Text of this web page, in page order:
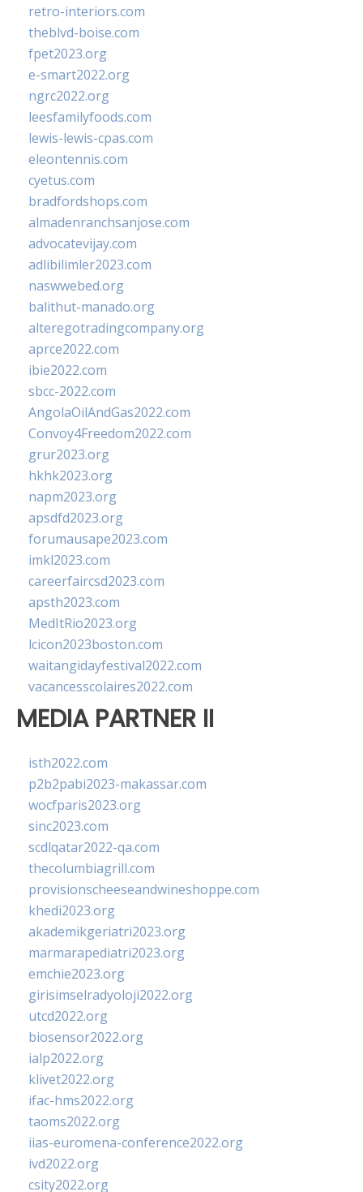
retro-interiors.com
theblvd-boise.com
fpet2023.org
e-smart2022.org
ngrc2022.org
leesfamilyfoods.com
lewis-lewis-cpas.com
eleontennis.com
cyetus.com
bradfordshops.com
almadenranchsanjose.com
advocatevijay.com
adlibilimler2023.com
naswwebed.org
balithut-manado.org
alteregotradingcompany.org
aprce2022.com
ibie2022.com
sbcc-2022.com
AngolaOilAndGas2022.com
Convoy4Freedom2022.com
grur2023.org
hkhk2023.org
napm2023.org
apsdfd2023.org
forumausape2023.com
imkl2023.com
careerfaircsd2023.com
apsth2023.com
MedItRio2023.org
lcicon2023boston.com
waitangidayfestival2022.com
vacancesscolaires2022.com
MEDIA PARTNER II
isth2022.com
p2b2pabi2023-makassar.com
wocfparis2023.org
sinc2023.com
scdlqatar2022-qa.com
thecolumbiagrill.com
provisionscheeseandwineshoppe.com
khedi2023.org
akademikgeriatri2023.org
marmarapediatri2023.org
emchie2023.org
girisimselradyoloji2022.org
utcd2022.org
biosensor2022.org
ialp2022.org
klivet2022.org
ifac-hms2022.org
taoms2022.org
iias-euromena-conference2022.org
ivd2022.org
csity2022.org